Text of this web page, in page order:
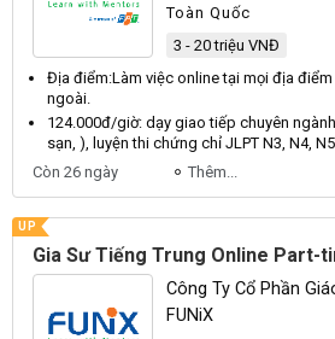
Toàn Quốc
3 - 20 triệu VNĐ
Địa điểm:Làm việc online tại mọi địa
ngoài.
124.000đ/giờ: dạy giao tiếp chuyên
sạn, ), luyện thi chứng chỉ JLPT N3, N4, N5
Còn 26 ngày
Thêm...
UP
Gia Sư Tiếng Trung Online Part-
Công Ty Cổ Phần
FUNiX